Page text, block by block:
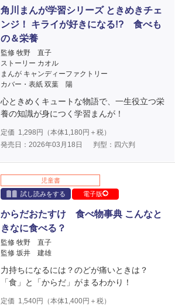
角川まんが学習シリーズ ときめきチェ
ンジ！ キライが好きになる!? 食べも
の＆栄養
監修 牧野 直子
ストーリー カオル
まんが キャンディーファクトリー
カバー・表紙 双葉 陽
心ときめくキュートな物語で、一生役立つ栄
養の知識が身につく学習まんが！
定価 1,298 円（本体1,180円＋税）
発売日：2026年03月18日
判型：四六判
児童書
試し読みをする
電子版
からだおたすけ 食べ物事典 こんなと
きなに食べる？
監修 牧野 直子
監修 坂井 建雄
力持ちになるには？のどが痛いときは？
「食」と「からだ」がまるわかり！
定価 1,540円（本体1,400円＋税）